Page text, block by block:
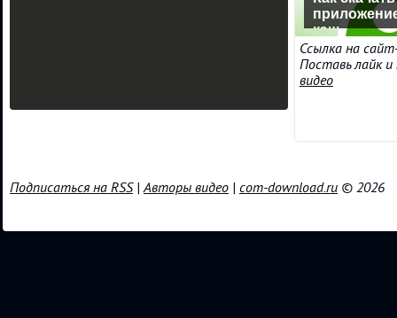
кэш
Ссылка на
Поставь лайк
видео
Подписаться на RSS|Авторы видео | com-download.ru © 2026